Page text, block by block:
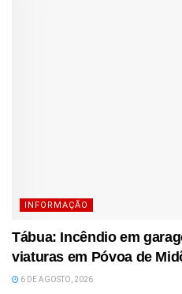
INFORMAÇÃO
Tábua: Incêndio em
viaturas em Póvoa de
6 DE AGOSTO, 2026